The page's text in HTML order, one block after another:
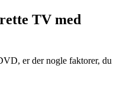
TV med
er der nogle faktorer, du